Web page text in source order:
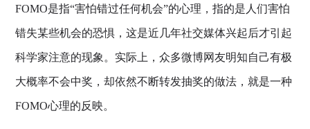
FOMO是指“害怕错过任何机会”的心理，指的是人们害怕
错失某些机会的恐惧，这是近几年社交媒体兴起后才引起
科学家注意的现象。实际上，众多微博网友明知自己有极
大概率不会中奖，却依然不断转发抽奖的做法，就是一种
FOMO心理的反映。